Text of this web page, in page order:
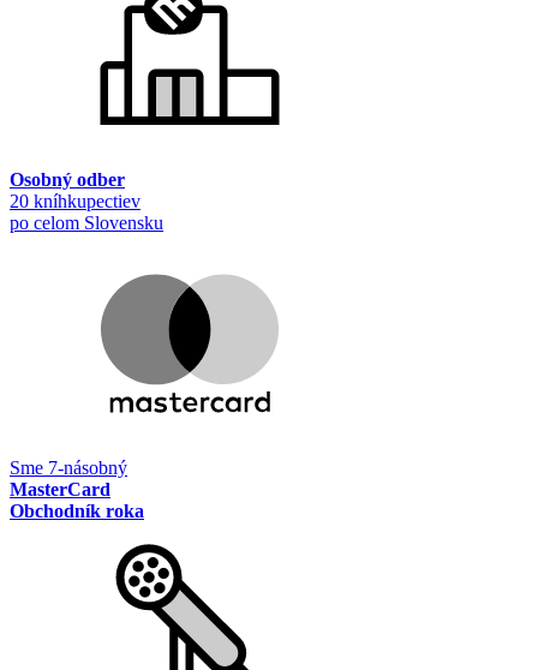
Osobný odber
20 kníhkupectiev
po celom Slovensku
Sme 7-násobný
MasterCard
Obchodník roka